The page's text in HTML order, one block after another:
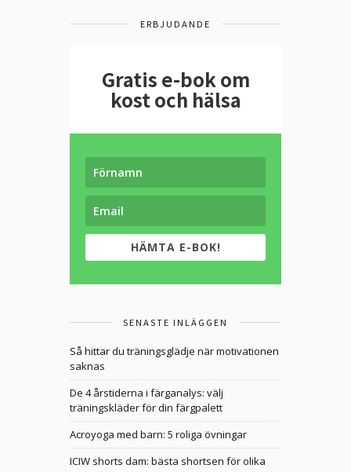
ERBJUDANDE
Gratis e-bok om
kost och hälsa
HÄMTA E-BOK!
SENASTE INLÄGGEN
Så hittar du träningsglädje när motivationen
saknas
De 4 årstiderna i färganalys: välj
träningskläder för din färgpalett
Acroyoga med barn: 5 roliga övningar
ICIW shorts dam: bästa shortsen för olika